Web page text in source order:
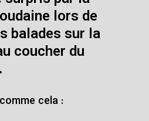
lors de
balades sur la
coucher du
cela :